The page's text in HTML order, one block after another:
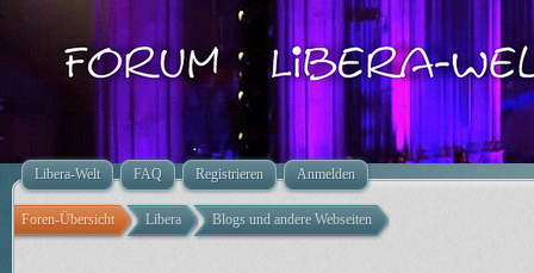
Libera-Welt FAQ Registrieren Anmelden
Foren-Übersicht Libera Blogs und andere Webseiten